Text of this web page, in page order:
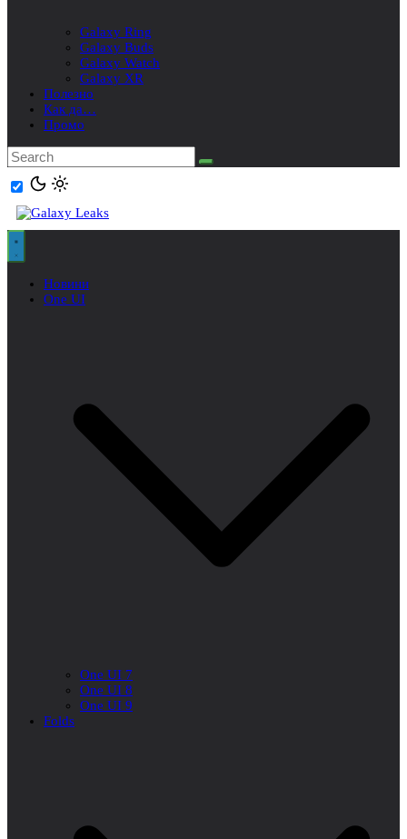
Galaxy Ring
Galaxy Buds
Galaxy Watch
Galaxy XR
Полезно
Как да…
Промо
Новини
One UI
One UI 7
One UI 8
One UI 9
Folds